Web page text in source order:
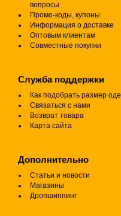
вопросы
Промо-коды, купоны
Информация о доставке
Оптовым клиентам
Совместные покупки
Служба поддержки
Как подобрать размер
Связаться с нами
Возврат товара
Карта сайта
Дополнительно
Статьи и новости
Магазины
Дропшиппинг